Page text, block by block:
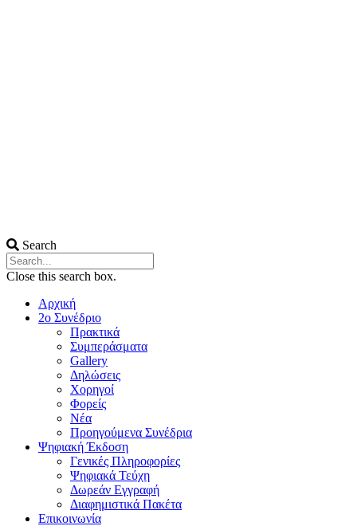
Search
Close this search box.
Αρχική
2ο Συνέδριο
Πρακτικά
Συμπεράσματα
Gallery
Δηλώσεις
Χορηγοί
Φορείς
Νέα
Προηγούμενα Συνέδρια
Ψηφιακή Έκδοση
Γενικές Πληροφορίες
Ψηφιακά Τεύχη
Δωρεάν Εγγραφή
Διαφημιστικά Πακέτα
Επικοινωνία